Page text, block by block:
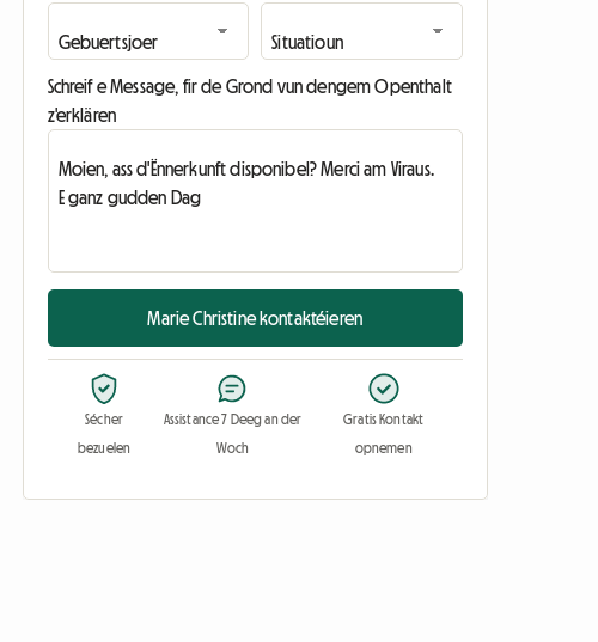
Schreif e Message, fir de Grond vun dengem Openthalt
z'erklären
Marie Christine kontaktéieren
Sécher
bezuelen
Assistance 7 Deeg an der
Woch
Gratis Kontakt
opnemen